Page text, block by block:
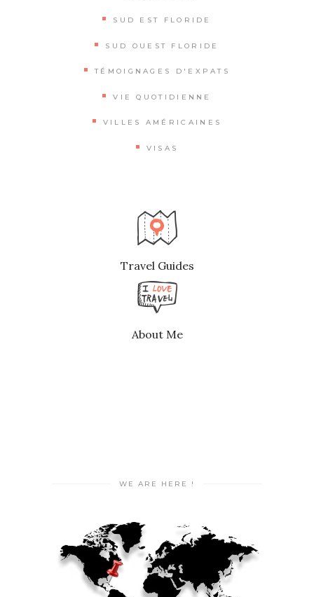
SUD EST FLORIDE
SUD OUEST FLORIDE
TÉMOIGNAGES D'EXPATS
VIE QUOTIDIENNE
VILLES AMÉRICAINES
VISAS
Travel Guides
About Me
WE ARE HERE !